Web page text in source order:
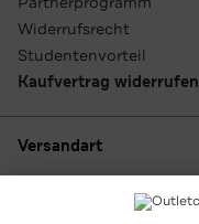
Widerrufsrecht
Studentenvorteil
Kaufvertrag widerrufen
Versandart